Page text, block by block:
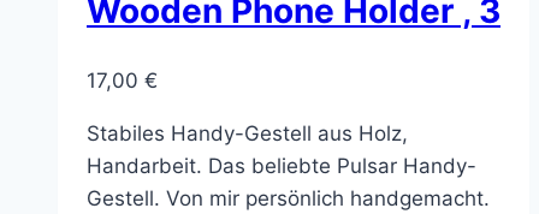
Wooden Phone Holder , 3
17,00 €
Stabiles Handy-Gestell aus Holz,
Handarbeit. Das beliebte Pulsar Handy-
Gestell. Von mir persönlich handgemacht.